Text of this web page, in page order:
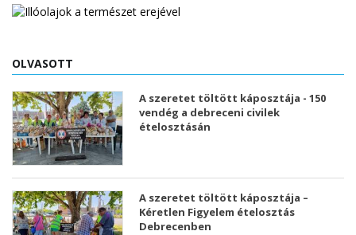
OLVASOTT
A szeretet töltött káposztája - 150
vendég a debreceni civilek
ételosztásán
A szeretet töltött káposztája –
Kéretlen Figyelem ételosztás
Debrecenben